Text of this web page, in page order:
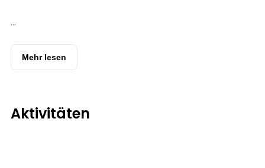
Das Hausriff lädt direkt ab dem Strand zum
Schwimmen und Schnorcheln ein, wo man häufig
Babyhaie, Stachelrochen, Schildkröten und eine
Schnorchel-Spot angeboten, sowie verschiedene
...
Mehr lesen
Aktivitäten